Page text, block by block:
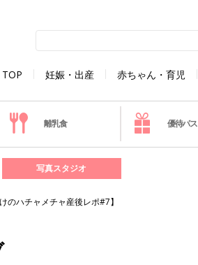
TOP 妊娠・出産 赤ちゃん・育児
離乳食 優待パス
写真スタジオ
のハチャメチャ産後レポ#7】